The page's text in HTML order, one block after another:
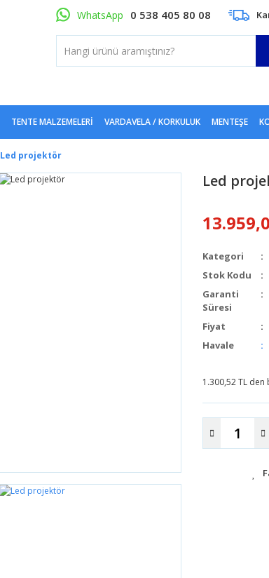
WhatsApp 0 538 405 80 08
TENTE MALZEMELERI VARDAVELA / KORKULUK MENTEŞE
Led projektör
Led
Kategori
Stok Kodu
Garanti
Süresi
Fiyat
Havale
1.300,52 TL